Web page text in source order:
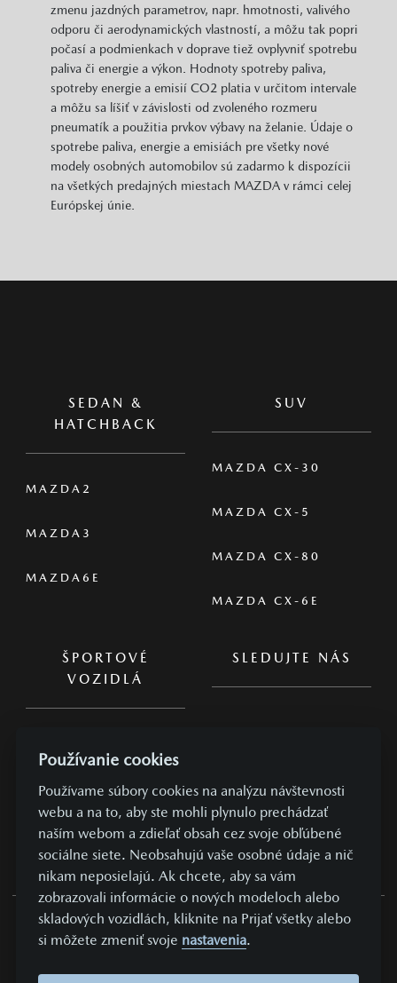
zmenu jazdných parametrov, napr. hmotnosti, valivého
odporu či aerodynamických vlastností, a môžu tak popri
počasí a podmienkach v doprave tiež ovplyvniť spotrebu
paliva či energie a výkon. Hodnoty spotreby paliva,
spotreby energie a emisií CO2 platia v určitom intervale
a môžu sa líšiť v závislosti od zvoleného rozmeru
pneumatík a použitia prvkov výbavy na želanie. Údaje o
spotrebe paliva, energie a emisiách pre všetky nové
modely osobných automobilov sú zadarmo k dispozícii
na všetkých predajných miestach MAZDA v rámci celej
Európskej únie.
SEDAN &
HATCHBACK
MAZDA2
MAZDA3
MAZDA6E
SUV
MAZDA CX-30
MAZDA CX-5
MAZDA CX-80
MAZDA CX-6E
ŠPORTOVÉ
VOZIDLÁ
MAZDA MX-5 RF
SLEDUJTE NÁS
SÚKROMIE A OSOBNÉ ÚDAJE
Používanie cookies
Používame súbory cookies na analýzu návštevnosti
webu a na to, aby ste mohli plynulo prechádzať
naším webom a zdieľať obsah cez svoje obľúbené
sociálne siete. Neobsahujú vaše osobné údaje a nič
nikam neposielajú. Ak chcete, aby sa vám
zobrazovali informácie o nových modeloch alebo
skladových vozidlách, kliknite na Prijať všetky alebo
si môžete zmeniť svoje nastavenia.